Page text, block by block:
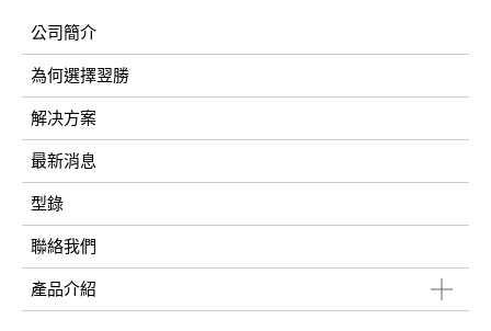
公司簡介
為何選擇翌勝
解决方案
最新消息
型錄
聯絡我們
產品介紹